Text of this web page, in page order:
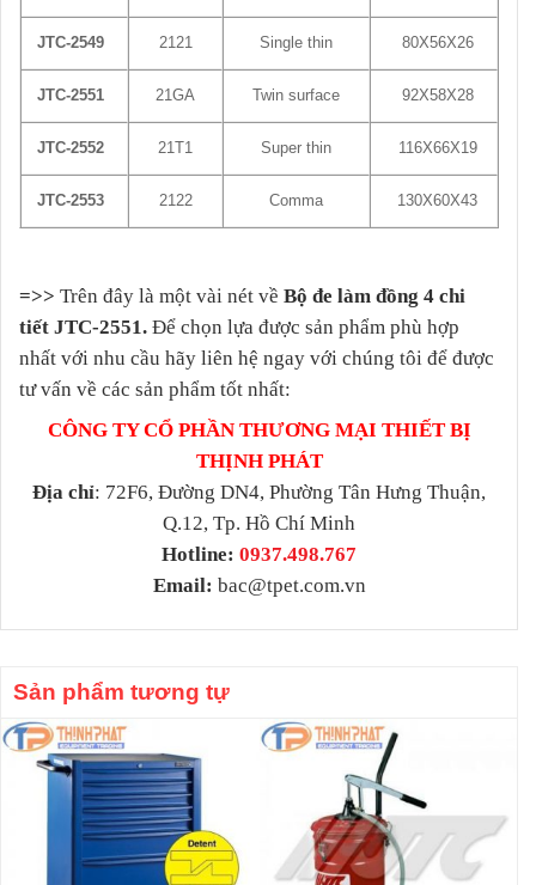
JTC-2549 2121 Single thin 80X56X26
JTC-2551 21GA Twin surface 92X58X28
JTC-2552 21T1 Super thin 116X66X19
JTC-2553 2122 Comma 130X60X43
=>> Trên đây là một vài nét về Bộ đe làm đồng 4 chi
tiết JTC-2551. Để chọn lựa được sản phẩm phù hợp
nhất với nhu cầu hãy liên hệ ngay với chúng tôi để được
tư vấn về các sản phẩm tốt nhất:
CÔNG TY CỔ PHẦN THƯƠNG MẠI THIẾT BỊ
THỊNH PHÁT
Địa chỉ: 72F6, Đường DN4, Phường Tân Hưng Thuận,
Q.12, Tp. Hồ Chí Minh
Hotline: 0937.498.767
Email: bac@tpet.com.vn
Sản phẩm tương tự